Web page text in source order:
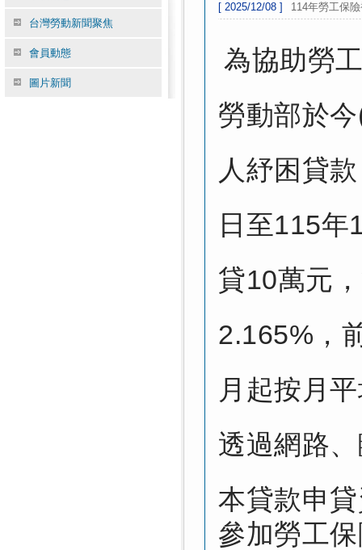
台灣勞動新聞聚焦
會員動態
圖片新聞
[ 2025/12/08 ] 114年勞工保
為協助勞
勞動部於
人紓困貸
日至115年
貸10萬元
2.165%，
月起按月
透過網路
本貸款申
參加勞工